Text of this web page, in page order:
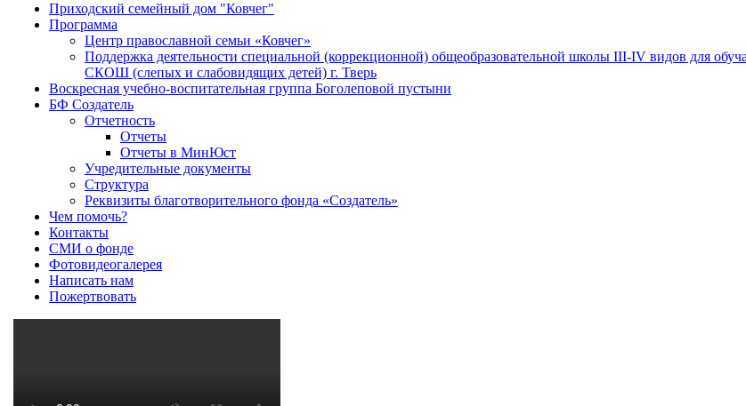
Приходский семейный дом "Ковчег"
Программа
Центр православной семьи «Ковчег»
Поддержка деятельности специальной (коррекционной) общеобразовательной школы III-IV видов для
СКОШ (слепых и слабовидящих детей) г. Тверь
Воскресная учебно-воспитательная группа Боголеповой пустыни
БФ Создатель
Отчетность
Отчеты
Отчеты в МинЮст
Учредительные документы
Структура
Реквизиты благотворительного фонда «Создатель»
Чем помочь?
Контакты
СМИ о фонде
Фотовидеогалерея
Написать нам
Пожертвовать